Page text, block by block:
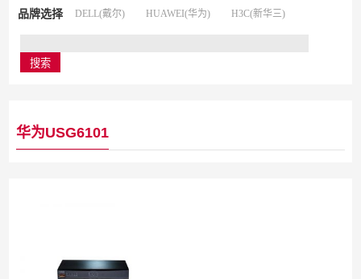
品牌选择 DELL(戴尔) HUAWEI(华为) H3C(新华三)
华为USG6101